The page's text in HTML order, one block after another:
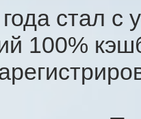
стал с
100%